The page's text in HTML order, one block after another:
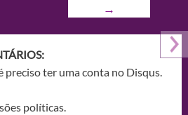
→
preciso ter uma conta no Disqus.
políticas.